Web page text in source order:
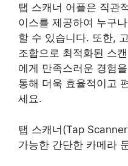
탭 스캐너 어플은 직관
이스를 제공하여 누구
할 수 있습니다. 또한,
조합으로 최적화된 스
에게 만족스러운 경험
통해 더욱 효율적이고
세요.
탭 스캐너(Tap
가능한 간단한 카메라